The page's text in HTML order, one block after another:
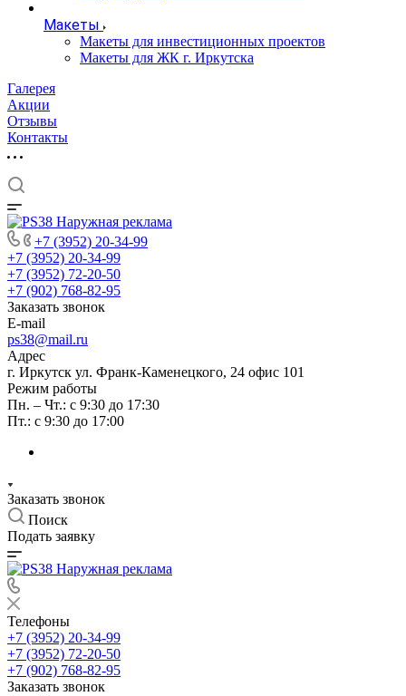
Макеты
Макеты для инвестиционных проектов
Макеты для ЖК г. Иркутска
Галерея
Акции
Отзывы
Контакты
+7 (3952) 20-34-99
+7 (3952) 20-34-99
+7 (3952) 72-20-50
+7 (902) 768-82-95
Заказать звонок
E-mail
ps38@mail.ru
Адрес
г. Иркутск ул. Франк-Каменецкого, 24 офис 101
Режим работы
Пн. – Чт.: с 9:30 до 17:30
Пт.: с 9:30 до 17:00
Заказать звонок
Поиск
Подать заявку
Телефоны
+7 (3952) 20-34-99
+7 (3952) 72-20-50
+7 (902) 768-82-95
Заказать звонок